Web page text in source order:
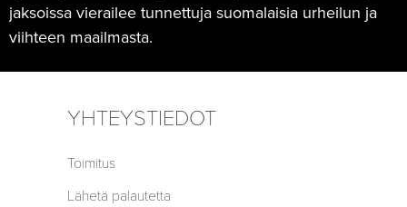
jaksoissa vierailee tunnettuja suomalaisia urheilun ja
viihteen maailmasta.
YHTEYSTIEDOT
Toimitus
Lähetä palautetta